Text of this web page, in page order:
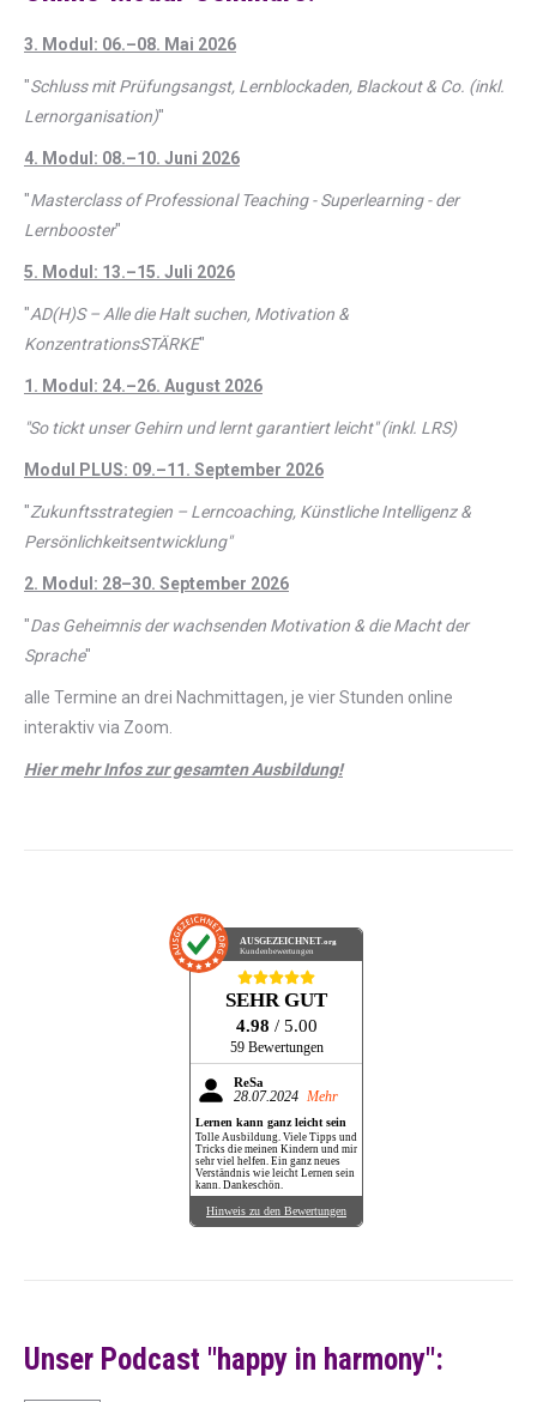
3. Modul: 06.–08. Mai 2026
"Schluss mit Prüfungsangst, Lernblockaden, Blackout & Co. (inkl.
Lernorganisation)"
4. Modul: 08.–10. Juni 2026
"Masterclass of Professional Teaching - Superlearning - der
Lernbooster"
5. Modul: 13.–15. Juli 2026
"AD(H)S – Alle die Halt suchen, Motivation &
KonzentrationsSTÄRKE"
1. Modul: 24.–26. August 2026
"So tickt unser Gehirn und lernt garantiert leicht" (inkl. LRS)
Modul PLUS: 09.–11. September 2026
"Zukunftsstrategien – Lerncoaching, Künstliche Intelligenz &
Persönlichkeitsentwicklung"
2. Modul: 28–30. September 2026
"Das Geheimnis der wachsenden Motivation & die Macht der
Sprache"
alle Termine an drei Nachmittagen, je vier Stunden online
interaktiv via Zoom.
Hier mehr Infos zur gesamten Ausbildung!
AUSGEZEICHNET.org
Kundenbewertungen
SEHR GUT
4.98 / 5.00
59 Bewertungen
ReSa
28.07.2024 Mehr
Lernen kann ganz leicht sein
Tolle Ausbildung. Viele Tipps und
Tricks die meinen Kindern und mir
sehr viel helfen. Ein ganz neues
Verständnis wie leicht Lernen sein
kann. Dankeschön.
Hinweis zu den Bewertungen
Unser Podcast "happy in harmony":